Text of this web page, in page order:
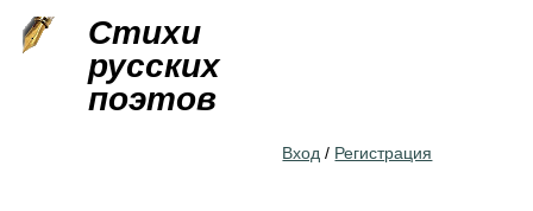
Стихи
русских
поэтов
Вход / Регистрация